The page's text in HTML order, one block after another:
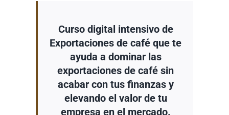
Curso digital intensivo de
Exportaciones de café que te
ayuda a dominar las
exportaciones de café sin
acabar con tus finanzas y
elevando el valor de tu
empresa en el mercado.